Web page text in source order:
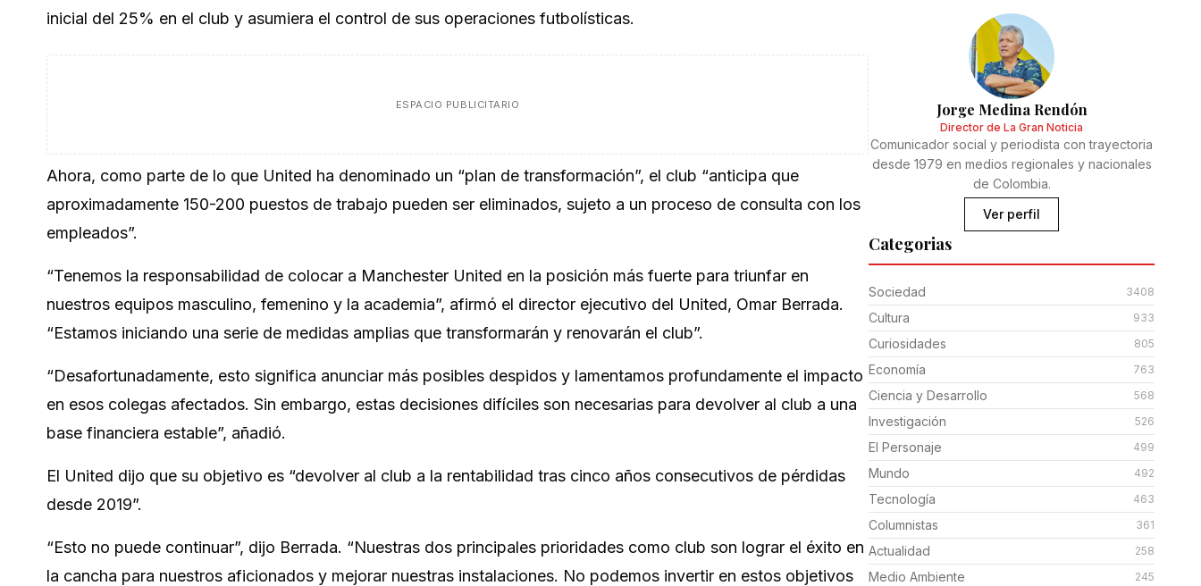
inicial del 25% en el club y asumiera el control de sus operaciones futbolísticas.
ESPACIO PUBLICITARIO
Ahora, como parte de lo que United ha denominado un “plan de transformación”, el club “anticipa que
aproximadamente 150-200 puestos de trabajo pueden ser eliminados, sujeto a un proceso de consulta con los
empleados”.
“Tenemos la responsabilidad de colocar a Manchester United en la posición más fuerte para triunfar en
nuestros equipos masculino, femenino y la academia”, afirmó el director ejecutivo del United, Omar Berrada.
“Estamos iniciando una serie de medidas amplias que transformarán y renovarán el club”.
“Desafortunadamente, esto significa anunciar más posibles despidos y lamentamos profundamente el impacto
en esos colegas afectados. Sin embargo, estas decisiones difíciles son necesarias para devolver al club a una
base financiera estable”, añadió.
El United dijo que su objetivo es “devolver al club a la rentabilidad tras cinco años consecutivos de pérdidas
desde 2019”.
“Esto no puede continuar”, dijo Berrada. “Nuestras dos principales prioridades como club son lograr el éxito en
la cancha para nuestros aficionados y mejorar nuestras instalaciones. No podemos invertir en estos objetivos
Jorge Medina Rendón
Director de La Gran Noticia
Comunicador social y periodista con trayectoria
desde 1979 en medios regionales y nacionales
de Colombia.
Ver perfil
Categorias
Sociedad 3408
Cultura 933
Curiosidades 805
Economía 763
Ciencia y Desarrollo 568
Investigación 526
El Personaje 499
Mundo 492
Tecnología 463
Columnistas 361
Actualidad 258
Medio Ambiente 245